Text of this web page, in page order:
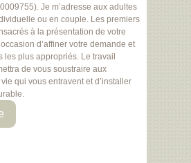
Je m’adresse aux adultes
ou en couple. Les premiers
à la présentation de votre
d’affiner votre demande et
les plus appropriés. Le travail
de vous soustraire aux
qui vous entravent et d’installer